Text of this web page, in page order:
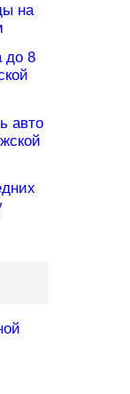
на
до 8
авто